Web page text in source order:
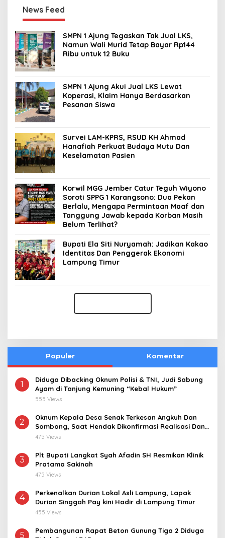
News Feed
SMPN 1 Ajung Tegaskan Tak Jual LKS,
Namun Wali Murid Tetap Bayar Rp144
Ribu untuk 12 Buku
SMPN 1 Ajung Akui Jual LKS Lewat
Koperasi, Klaim Hanya Berdasarkan
Pesanan Siswa
Survei LAM-KPRS, RSUD KH Ahmad
Hanafiah Perkuat Budaya Mutu Dan
Keselamatan Pasien
Korwil MGG Jember Catur Teguh Wiyono
Soroti SPPG 1 Karangsono: Dua Pekan
Berlalu, Mengapa Permintaan Maaf dan
Tanggung Jawab kepada Korban Masih
Belum Terlihat?
Bupati Ela Siti Nuryamah: Jadikan Kakao
Identitas Dan Penggerak Ekonomi
Lampung Timur
Populer Komentar
1
Diduga Dibacking Oknum Polisi & TNI, Judi Sabung
Ayam di Tanjung Kemuning “Kebal Hukum”
555 Views
2
Oknum Kepala Desa Senak Terkesan Angkuh Dan
Sombong, Saat Hendak Dikonfirmasi Realisasi Dana
Desa 2021-2024
475 Views
3
Plt Bupati Langkat Syah Afadin SH Resmikan Klinik
Pratama Sakinah
475 Views
4
Perkenalkan Durian Lokal Asli Lampung, Lapak
Durian Singgah Pay kini Hadir di Lampung Timur
455 Views
5
Pembangunan Rapat Beton Gunung Tiga 2 Diduga